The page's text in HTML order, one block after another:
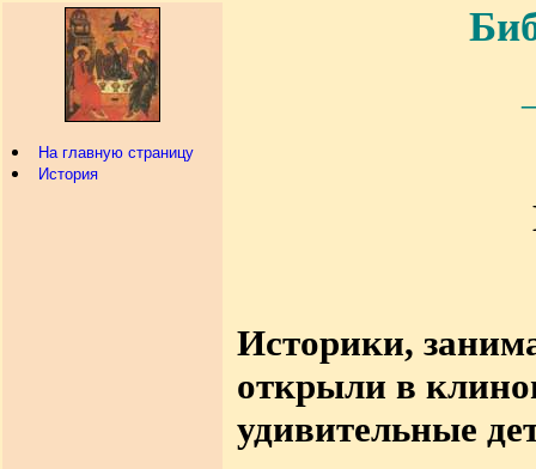
На главную страницу
История
Историки,
открыли в
удивительные